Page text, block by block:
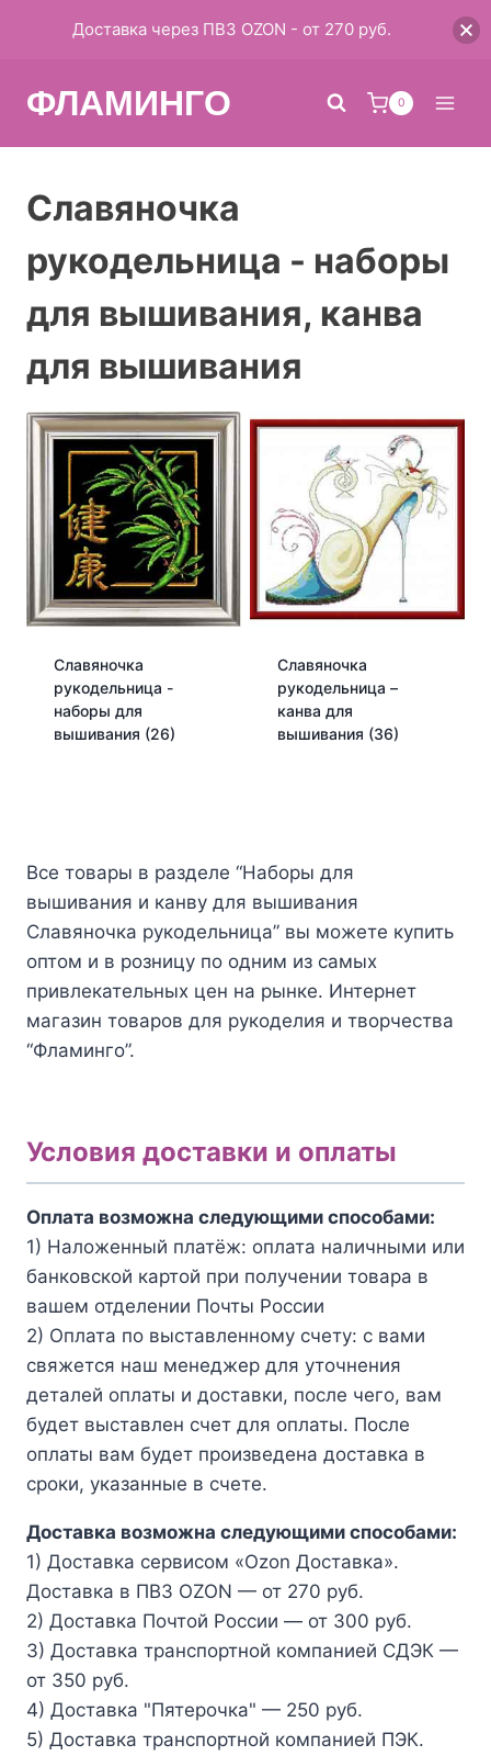
ФЛАМИНГО 0
Славяночка
рукодельница - наборы
для вышивания, канва
для вышивания
Славяночка
рукодельница -
наборы для
вышивания (26)
Славяночка
рукодельница –
канва для
вышивания (36)
Все товары в разделе “Наборы для
вышивания и канву для вышивания
Славяночка рукодельница” вы можете купить
оптом и в розницу по одним из самых
привлекательных цен на рынке. Интернет
магазин товаров для рукоделия и творчества
“Фламинго”.
Условия доставки и оплаты
Оплата возможна следующими способами:
1) Наложенный платёж: оплата наличными или
банковской картой при получении товара в
вашем отделении Почты России
2) Оплата по выставленному счету: с вами
свяжется наш менеджер для уточнения
деталей оплаты и доставки, после чего, вам
будет выставлен счет для оплаты. После
оплаты вам будет произведена доставка в
сроки, указанные в счете.
Доставка возможна следующими способами:
1) Доставка сервисом «Ozon Доставка».
Доставка в ПВЗ OZON — от 270 руб.
2) Доставка Почтой России — от 300 руб.
3) Доставка транспортной компанией СДЭК —
от 350 руб.
4) Доставка "Пятерочка" — 250 руб.
5) Доставка транспортной компанией ПЭК.
Доставка через ПВЗ OZON - от 270 руб.